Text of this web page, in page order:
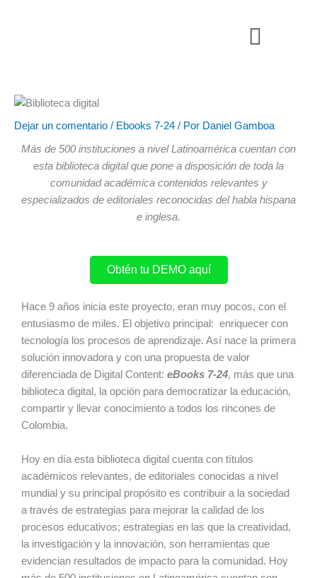
Menú
Dejar un comentario / Ebooks 7-24 / Por Daniel Gamboa
Más de 500 instituciones a nivel Latinoamérica cuentan con
esta biblioteca digital que pone a disposición de toda la
comunidad académica contenidos relevantes y
especializados de editoriales reconocidas del habla hispana
e inglesa.
Obtén tu DEMO aquí
Hace 9 años inicia este proyecto, eran muy pocos, con el
entusiasmo de miles. El objetivo principal: enriquecer con
tecnología los procesos de aprendizaje. Así nace la primera
solución innovadora y con una propuesta de valor
diferenciada de Digital Content: eBooks 7-24, más que una
biblioteca digital, la opción para democratizar la educación,
compartir y llevar conocimiento a todos los rincones de
Colombia.
Hoy en día esta biblioteca digital cuenta con títulos
académicos relevantes, de editoriales conocidas a nivel
mundial y su principal propósito es contribuir a la sociedad
a través de estrategias para mejorar la calidad de los
procesos educativos; estrategias en las que la creatividad,
la investigación y la innovación, son herramientas que
evidencian resultados de impacto para la comunidad. Hoy